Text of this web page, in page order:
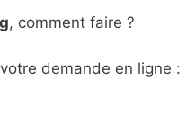
, comment faire ?
demande en ligne :